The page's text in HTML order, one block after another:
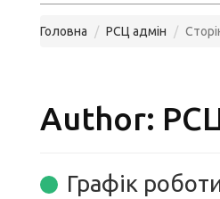
Головна РСЦ адмін
Author:
Графік